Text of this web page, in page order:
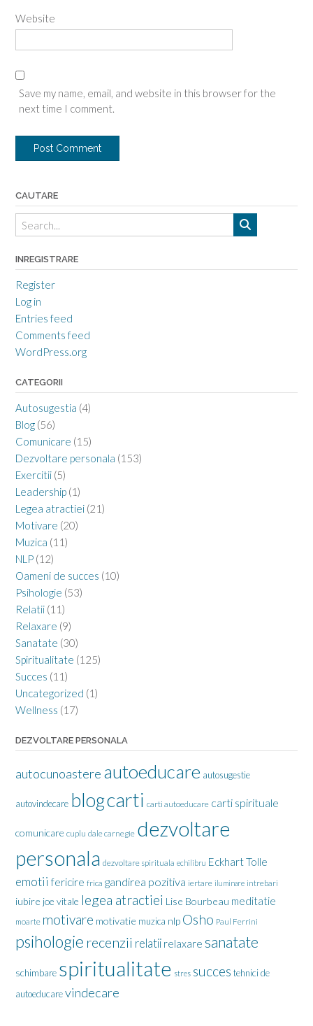
Website
Save my name, email, and website in this browser for the
next time I comment.
CAUTARE
INREGISTRARE
Register
Log in
Entries feed
Comments feed
WordPress.org
CATEGORII
Autosugestia (4)
Blog (56)
Comunicare (15)
Dezvoltare personala (153)
Exercitii (5)
Leadership (1)
Legea atractiei (21)
Motivare (20)
Muzica (11)
NLP (12)
Oameni de succes (10)
Psihologie (53)
Relatii (11)
Relaxare (9)
Sanatate (30)
Spiritualitate (125)
Succes (11)
Uncategorized (1)
Wellness (17)
DEZVOLTARE PERSONALA
autocunoastere autoeducare autosugestie
autovindecare blogcarti carti autoeducare carti spirituale
comunicare cuplu dale carnegie dezvoltare
personala dezvoltare spirituala echilibru Eckhart Tolle
emotii fericire frica gandirea pozitiva iertare iluminare intrebari
iubire joe vitale legea atractiei Lise Bourbeau meditatie
moarte motivare motivatie muzica nlp Osho Paul Ferrini
psihologie recenzii relatii relaxare sanatate
schimbare spiritualitate stres succes tehnici de
autoeducarevindecare